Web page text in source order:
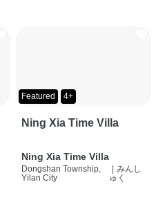
Featured 4+
Ning Xia Time Villa
Ning Xia Time Villa
Dongshan Township,
Yilan City
みんし
ゅく